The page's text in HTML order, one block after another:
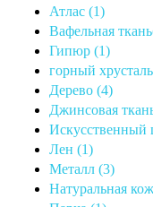
Атлас (1)
Вафельная
Гипюр (1)
горный
Дерево (4)
Джинсовая
Искусственный
Лен (1)
Металл (3)
Натуральная